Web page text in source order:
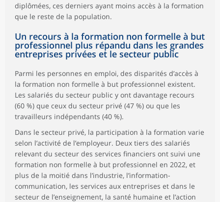
De 20 à 49 salariés
51
250 salariés ou plus
62
diplômées, ces derniers ayant moins accès à la formation
que le reste de la population.
Un recours à la formation non formelle à but
professionnel plus répandu dans les grandes
entreprises privées et le secteur public
Parmi les personnes en emploi, des disparités d’accès à
la formation non formelle à but professionnel existent.
Les salariés du secteur public y ont davantage recours
(60 %) que ceux du secteur privé (47 %) ou que les
travailleurs indépendants (40 %).
Dans le secteur privé, la participation à la formation varie
selon l’activité de l’employeur. Deux tiers des salariés
relevant du secteur des services financiers ont suivi une
formation non formelle à but professionnel en 2022, et
plus de la moitié dans l’industrie, l’information-
communication, les services aux entreprises et dans le
secteur de l’enseignement, la santé humaine et l’action